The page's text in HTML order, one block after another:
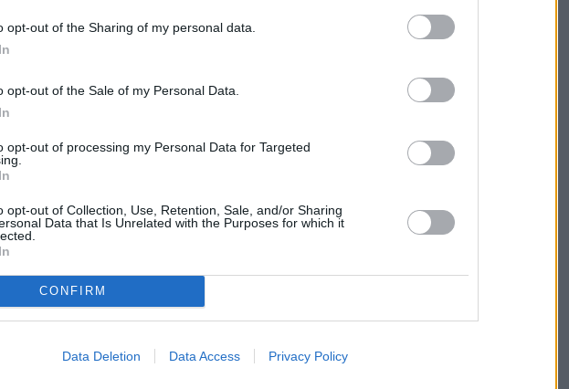
opt-out of the Sharing of my personal data.
opt-out of the Sale of my Personal Data.
opt-out of processing my Personal Data for Targeted
opt-out of Collection, Use, Retention, Sale, and/or Sharing
Data that Is Unrelated with the Purposes for which it
CONFIRM
Data Deletion Data Access Privacy Policy